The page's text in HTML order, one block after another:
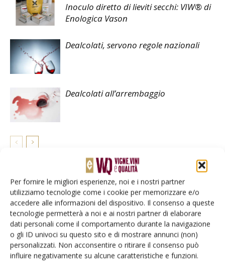
Per fornire le migliori esperienze, noi e i nostri partner
utilizziamo tecnologie come i cookie per memorizzare e/o
accedere alle informazioni del dispositivo. Il consenso a queste
tecnologie permetterà a noi e ai nostri partner di elaborare
dati personali come il comportamento durante la navigazione
o gli ID univoci su questo sito e di mostrare annunci (non)
personalizzati. Non acconsentire o ritirare il consenso può
influire negativamente su alcune caratteristiche e funzioni.
Inoculo diretto di lieviti secchi: VIW® di
Enologica Vason
Dealcolati, servono regole nazionali
Dealcolati all’arrembaggio
LASCIA UN COMMENTO